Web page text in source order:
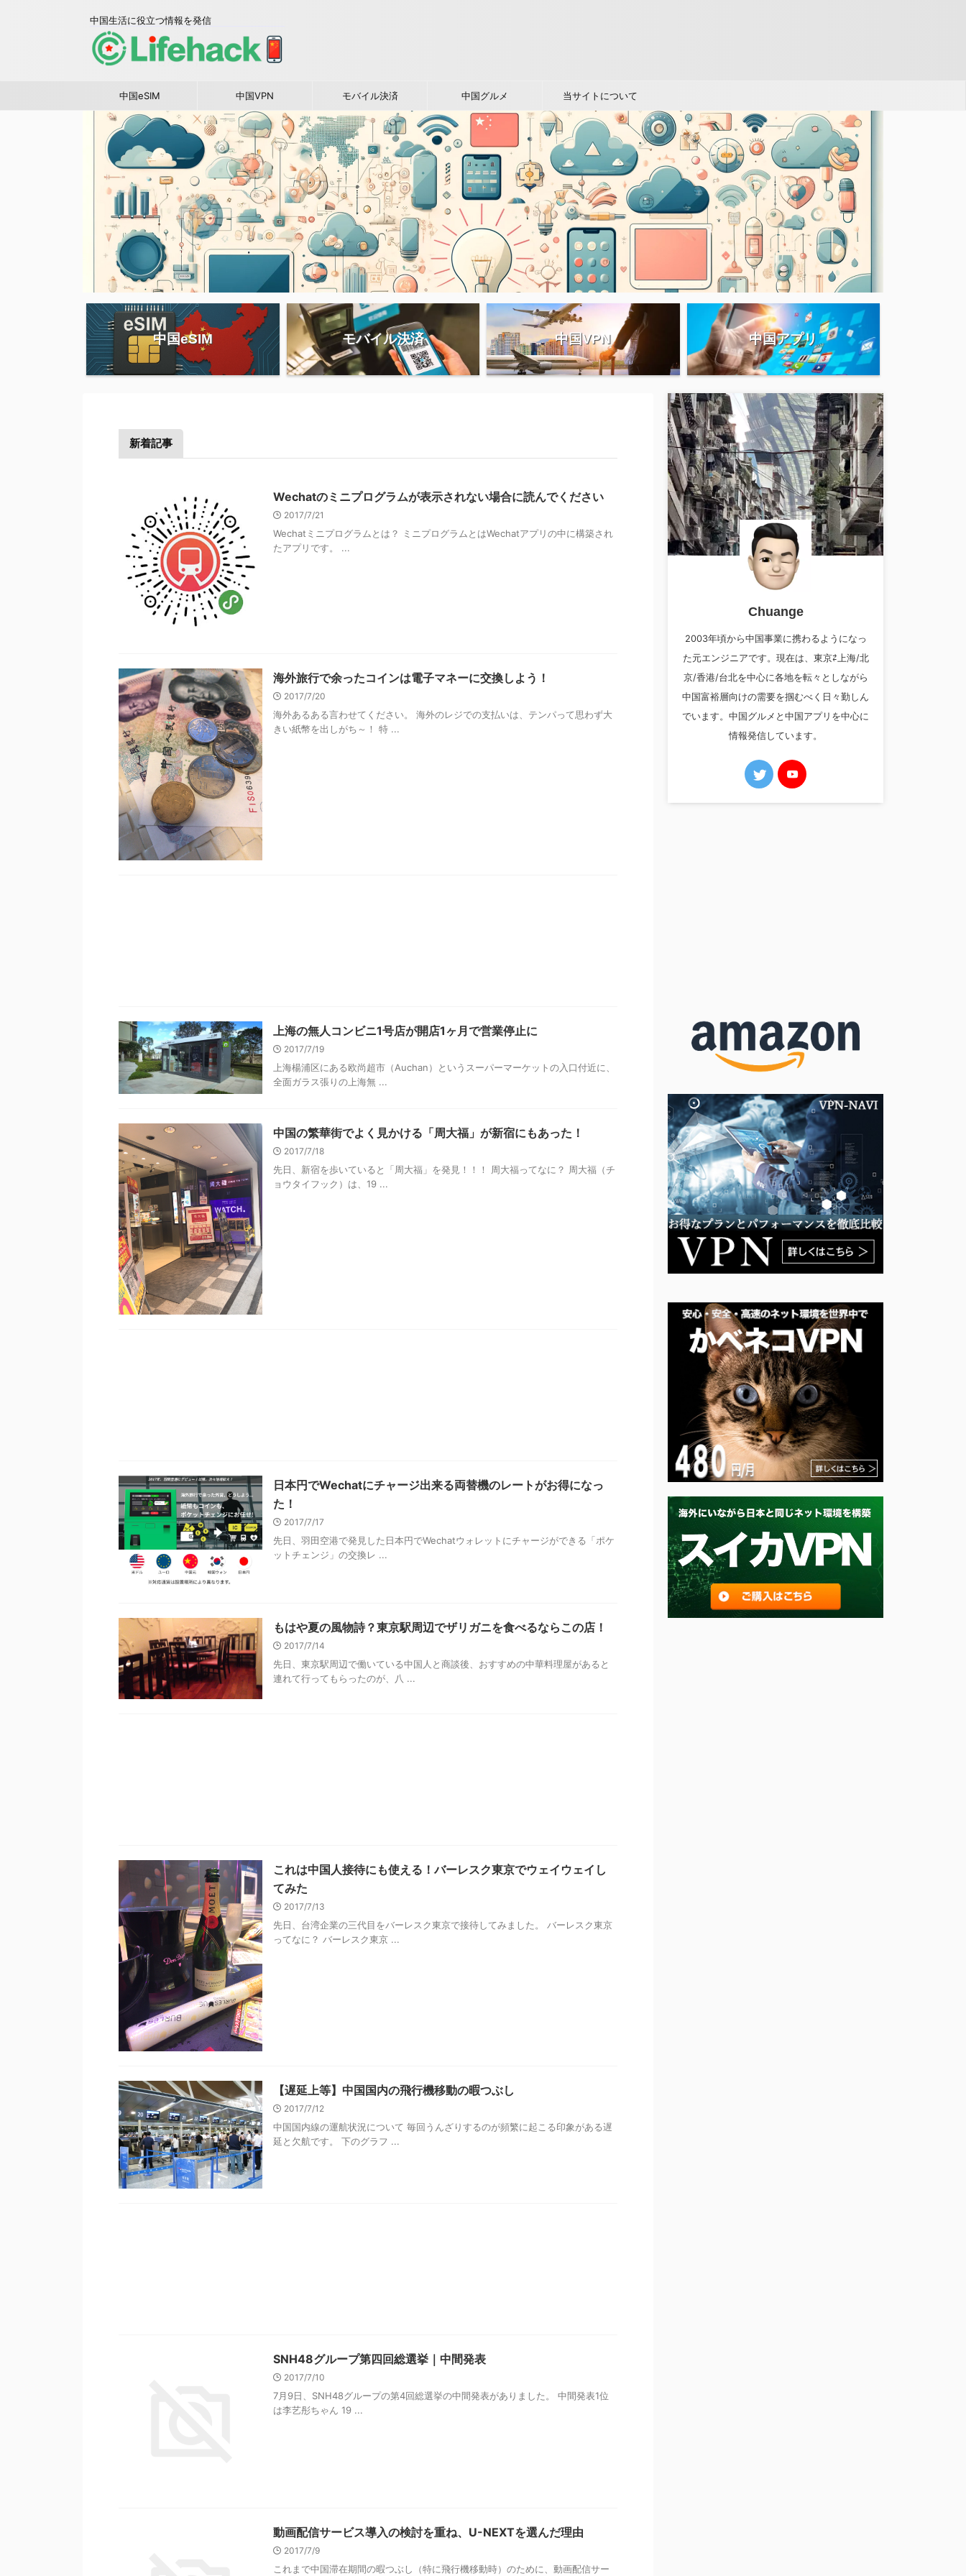
中国生活に役立つ情報を発信
中国eSIM 中国VPN モバイル決済 中国グルメ 当サイトについて
中国eSIM モバイル決済 中国VPN 中国アプリ
新着記事
Wechatのミニプログラムが表示されない場合に読んでください
2017/7/21
Wechatミニプログラムとは？ ミニプログラムとはWechatアプリの中に構築され
たアプリです。 ...
海外旅行で余ったコインは電子マネーに交換しよう！
2017/7/20
海外あるある言わせてください。 海外のレジでの支払いは、テンパって思わず大
きい紙幣を出しがち～！ 特 ...
上海の無人コンビニ1号店が開店1ヶ月で営業停止に
2017/7/19
上海楊浦区にある欧尚超市（Auchan）というスーパーマーケットの入口付近に、
全面ガラス張りの上海無 ...
中国の繁華街でよく見かける「周大福」が新宿にもあった！
2017/7/18
先日、新宿を歩いていると「周大福」を発見！！！ 周大福ってなに？ 周大福（チ
ョウタイフック）は、19 ...
日本円でWechatにチャージ出来る両替機のレートがお得になっ
た！
2017/7/17
先日、羽田空港で発見した日本円でWechatウォレットにチャージができる「ポケ
ットチェンジ」の交換レ ...
もはや夏の風物詩？東京駅周辺でザリガニを食べるならこの店！
2017/7/14
先日、東京駅周辺で働いている中国人と商談後、おすすめの中華料理屋があると
連れて行ってもらったのが、八 ...
これは中国人接待にも使える！バーレスク東京でウェイウェイし
てみた
2017/7/13
先日、台湾企業の三代目をバーレスク東京で接待してみました。 バーレスク東京
ってなに？ バーレスク東京 ...
【遅延上等】中国国内の飛行機移動の暇つぶし
2017/7/12
中国国内線の運航状況について 毎回うんざりするのが頻繁に起こる印象がある遅
延と欠航です。 下のグラフ ...
SNH48グループ第四回総選挙｜中間発表
2017/7/10
7月9日、SNH48グループの第4回総選挙の中間発表がありました。 中間発表1位
は李艺彤ちゃん 19 ...
動画配信サービス導入の検討を重ね、U-NEXTを選んだ理由
2017/7/9
これまで中国滞在期間の暇つぶし（特に飛行機移動時）のために、動画配信サー
Chuange
2003年頃から中国事業に携わるようになっ
た元エンジニアです。現在は、東京⇄上海/北
京/香港/台北を中心に各地を転々としながら
中国富裕層向けの需要を掴むべく日々勤しん
でいます。中国グルメと中国アプリを中心に
情報発信しています。